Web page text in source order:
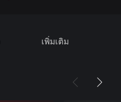
เพิ่มเติม